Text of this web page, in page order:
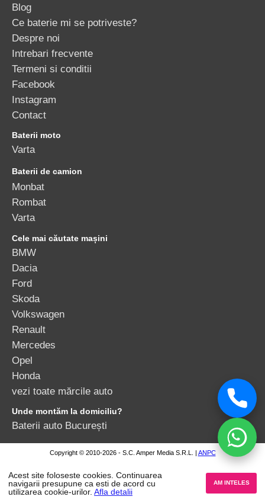
Acest site foloseste cookies. Continuarea
navigarii presupune ca esti de acord cu
utilizarea cookie-urilor. Afla detalii
AM INTELES
Blog
Ce baterie mi se potriveste?
Despre noi
Intrebari frecvente
Termeni si conditii
Facebook
Instagram
Contact
Baterii moto
Varta
Baterii de camion
Monbat
Rombat
Varta
Cele mai căutate mașini
BMW
Dacia
Ford
Skoda
Volkswagen
Renault
Mercedes
Opel
Honda
vezi toate mărcile auto
Unde montăm la domiciliu?
Baterii auto București
Copyright © 2010-2026 - S.C. Amper Media S.R.L. | ANPC